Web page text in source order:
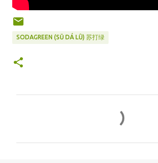
SODAGREEN (SŪ DÁ LǛ) 苏打绿